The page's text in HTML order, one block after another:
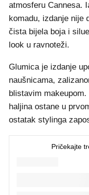
atmosferu Cannesa.
komadu, izdanje nije
čista bijela boja i
look u ravnoteži.
Glumica je izdanje
naušnicama,
blistavim
haljina ostane u
ostatak stylinga